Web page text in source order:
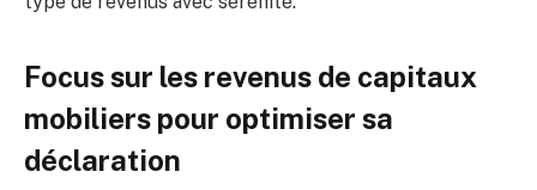
Focus sur les revenus de capitaux
mobiliers pour optimiser sa
déclaration